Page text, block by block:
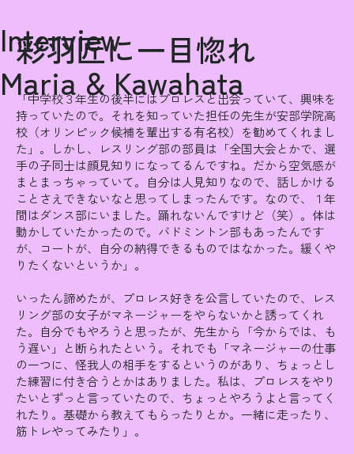
Interview
Maria & Kawahata
彩羽匠に一目惚れ
「中学校３年生の後半にはプロレスと出会っていて、興味を
持っていたので。それを知っていた担任の先生が安部学院高
校（オリンピック候補を輩出する有名校）を勧めてくれまし
た」。しかし、レスリング部の部員は「全国大会とかで、選
手の子同士は顔見知りになってるんですね。だから空気感が
まとまっちゃっていて。自分は人見知りなので、話しかける
ことさえできないなと思ってしまったんです。なので、１年
間はダンス部にいました。踊れないんですけど（笑）。体は
動かしていたかったので。バドミントン部もあったんです
が、コートが、自分の納得できるものではなかった。緩くや
りたくないというか」。
いったん諦めたが、プロレス好きを公言していたので、レス
リング部の女子がマネージャーをやらないかと誘ってくれ
た。自分でもやろうと思ったが、先生から「今からでは、も
う遅い」と断られたという。それでも「マネージャーの仕事
の一つに、怪我人の相手をするというのがあり、ちょっとし
た練習に付き合うとかはありました。私は、プロレスをやり
たいとずっと言っていたので、ちょっとやろうよと言ってく
れたり。基礎から教えてもらったりとか。一緒に走ったり、
筋トレやってみたり」。